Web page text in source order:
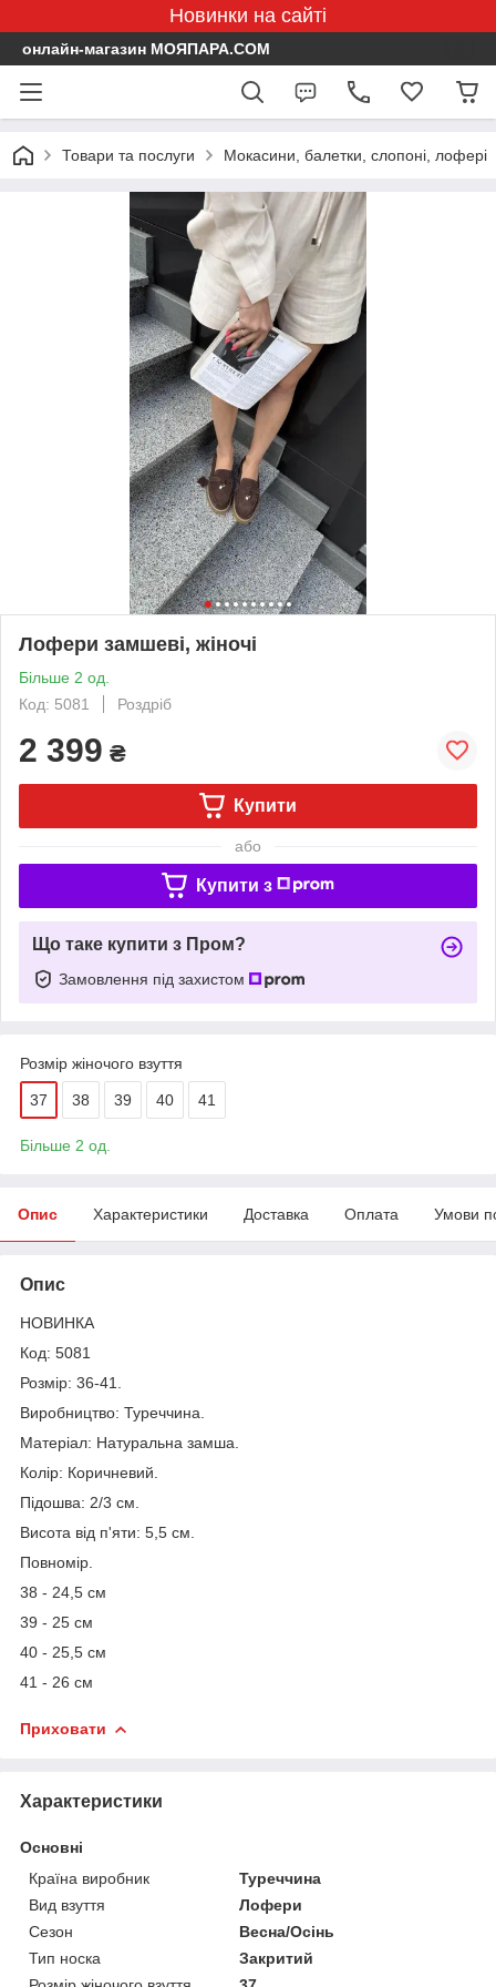
Новинки на сайті
онлайн-магазин МОЯПАРА.COM
Товари та послуги Мокасини, балетки, слопоні, лофері
Лофери замшеві, жіночі
Більше 2 од.
Код: 5081
Роздріб
2 399 ₴
Купити
або
Купити з
Що таке купити з Пром?
Замовлення під захистом
Розмір жіночого взуття
37 38 39 40 41
Більше 2 од.
Опис Характеристики Доставка Оплата Умови
Опис
НОВИНКА
Код: 5081
Розмір: 36-41.
Виробництво: Туреччина.
Матеріал: Натуральна замша.
Колір: Коричневий.
Підошва: 2/3 см.
Висота від п'яти: 5,5 см.
Повномір.
38 - 24,5 см
39 - 25 см
40 - 25,5 см
41 - 26 см
Приховати
Характеристики
Основні
Країна виробник
Туреччина
Вид взуття
Лофери
Сезон
Весна/Осінь
Тип носка
Закритий